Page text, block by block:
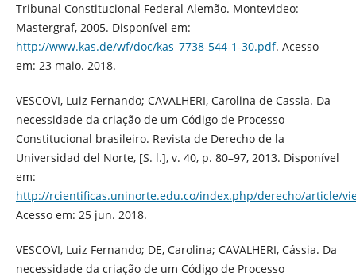
Tribunal Constitucional Federal Alemão. Montevideo:
Mastergraf, 2005. Disponível em:
http://www.kas.de/wf/doc/kas_7738-544-1-30.pdf. Acesso
em: 23 maio. 2018.
VESCOVI, Luiz Fernando; CAVALHERI, Carolina de Cassia. Da
necessidade da criação de um Código de Processo
Constitucional brasileiro. Revista de Derecho de la
Universidad del Norte, [S. l.], v. 40, p. 80–97, 2013. Disponível
em:
http://rcientificas.uninorte.edu.co/index.php/derecho/article/
Acesso em: 25 jun. 2018.
VESCOVI, Luiz Fernando; DE, Carolina; CAVALHERI, Cássia. Da
necessidade da criação de um Código de Processo